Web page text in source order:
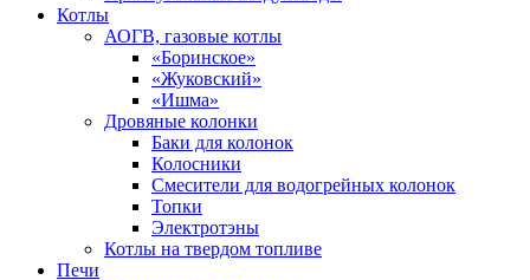
Котлы
АОГВ, газовые котлы
«Боринское»
«Жуковский»
«Ишма»
Дровяные колонки
Баки для колонок
Колосники
Смесители для водогрейных колонок
Топки
Электротэны
Котлы на твердом топливе
Печи